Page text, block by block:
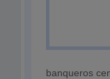
banqueros